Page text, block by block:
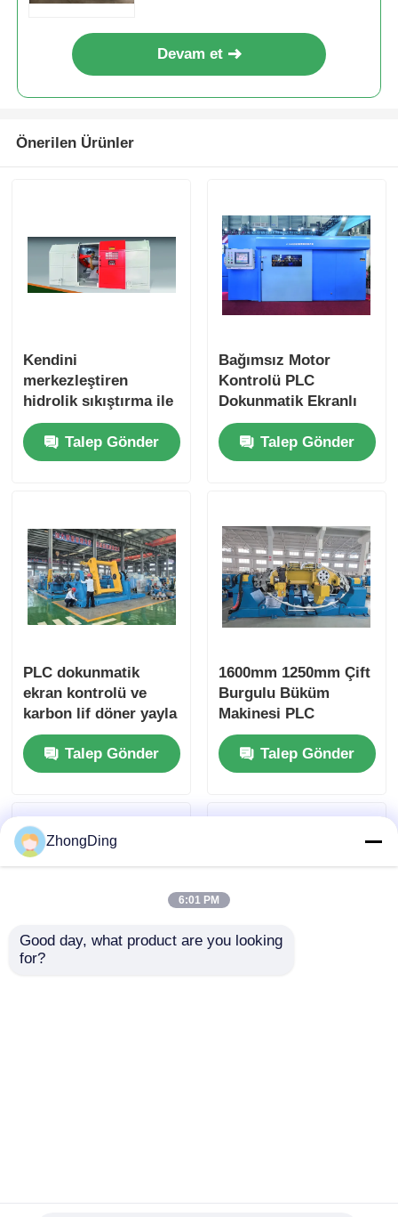
Devam et
Önerilen Ürünler
Kendini
merkezleştiren
hidrolik sıkıştırma ile
kantilever tipi tek
bükme makinesi
Talep Gönder
Bağımsız Motor
Kontrolü PLC
Dokunmatik Ekranlı
1000 mm Kantelever
Tipi Tek Dönüştürme
Makinesi
Talep Gönder
PLC dokunmatik
ekran kontrolü ve
karbon lif döner yayla
yüksek hızlı tek
bükme makinesi
Talep Gönder
1600mm 1250mm Çift
Burgulu Büküm
Makinesi PLC
Dokunmatik Ekran
KontrollüTalep Gönder
ZhongDing
6:01 PM
Good day, what product are you looking
for?